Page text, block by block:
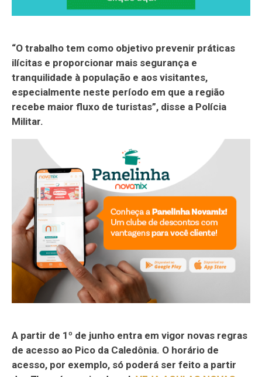
“O trabalho tem como objetivo prevenir práticas
ilícitas e proporcionar mais segurança e
tranquilidade à população e aos visitantes,
especialmente neste período em que a região
recebe maior fluxo de turistas”, disse a Polícia
Militar.
A partir de 1º de junho entra em vigor novas regras
de acesso ao Pico da Caledônia. O horário de
acesso, por exemplo, só poderá ser feito a partir